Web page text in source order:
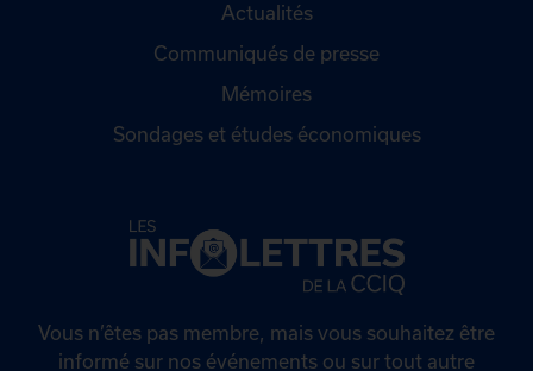
Actualités
Communiqués de presse
Mémoires
Sondages et études économiques
Vous n’êtes pas membre, mais vous souhaitez être
informé sur nos événements ou sur tout autre